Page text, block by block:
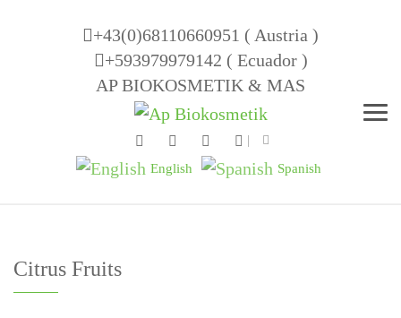
+43(0)68110660951 ( Austria )
+593979979142 ( Ecuador )
AP BIOKOSMETIK & MAS
English Spanish
Citrus Fruits